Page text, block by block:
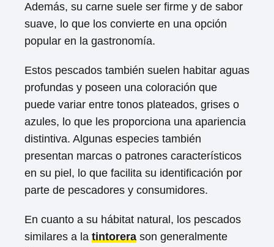
Además, su carne suele ser firme y de sabor
suave, lo que los convierte en una opción
popular en la gastronomía.
Estos pescados también suelen habitar aguas
profundas y poseen una coloración que
puede variar entre tonos plateados, grises o
azules, lo que les proporciona una apariencia
distintiva. Algunas especies también
presentan marcas o patrones característicos
en su piel, lo que facilita su identificación por
parte de pescadores y consumidores.
En cuanto a su hábitat natural, los pescados
similares a la tintorera son generalmente